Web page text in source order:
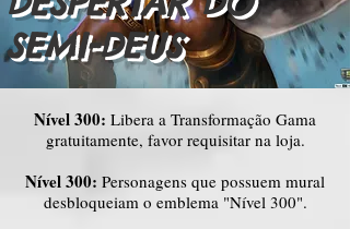
SEMI-DEUS
Nível 300: Libera a Transformação Gama
gratuitamente, favor requisitar na loja.
Nível 300: Personagens que possuem mural
desbloqueiam o emblema "Nível 300".